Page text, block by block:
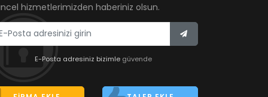
hizmetlerimizden haberiniz olsun.
E-Posta adresiniz bizimle güvende